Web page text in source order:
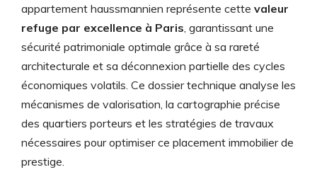
appartement haussmannien représente cette valeur
refuge par excellence à Paris, garantissant une
sécurité patrimoniale optimale grâce à sa rareté
architecturale et sa déconnexion partielle des cycles
économiques volatils. Ce dossier technique analyse les
mécanismes de valorisation, la cartographie précise
des quartiers porteurs et les stratégies de travaux
nécessaires pour optimiser ce placement immobilier de
prestige.